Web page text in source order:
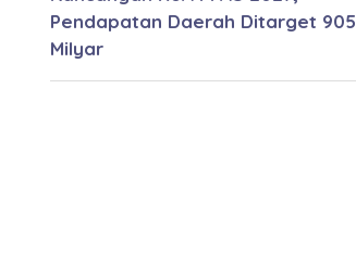
Pendapatan Daerah Ditarget 905
Milyar